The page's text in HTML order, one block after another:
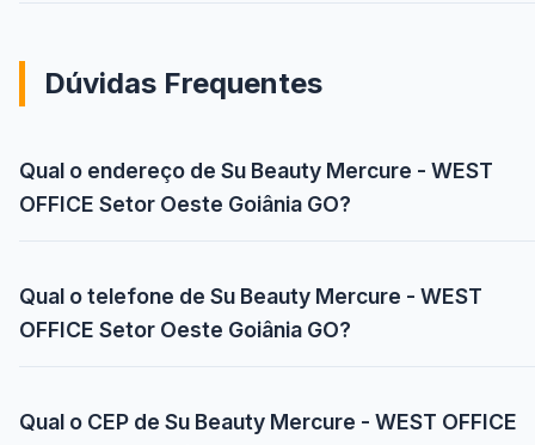
Dúvidas Frequentes
Qual o endereço de Su Beauty Mercure - WEST
OFFICE Setor Oeste Goiânia GO?
Qual o telefone de Su Beauty Mercure - WEST
OFFICE Setor Oeste Goiânia GO?
Qual o CEP de Su Beauty Mercure - WEST OFFICE